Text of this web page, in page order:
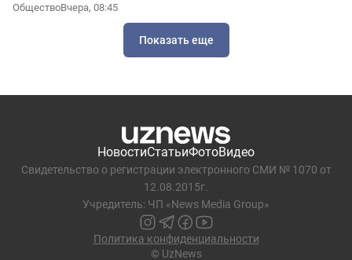
ОбществоВчера, 08:45
Показать еще
НовостиСтатьиФотоВидео
Свидетельство о регистрации электронного СМИ № 1070 от
12.08.2015г.
Учредитель: ЧП «News Media Group»
Политика конфиденциальности
© UzNews